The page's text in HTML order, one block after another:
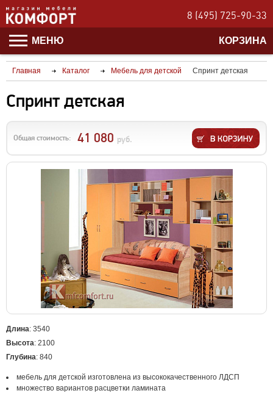
8 (495) 725-90-33
МЕНЮ КОРЗИНА
Главная Каталог Мебель для детской Спринт детская
Спринт детская
Общая стоимость: 41 080 руб.
Длина: 3540
Высота: 2100
Глубина: 840
мебель для детской изготовлена из высококачественного ЛДСП
множество вариантов расцветки ламината